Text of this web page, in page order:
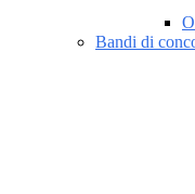
Bandi di